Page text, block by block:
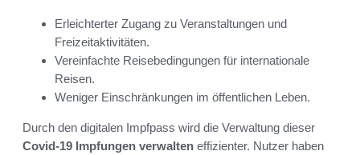
Erleichterter Zugang zu Veranstaltungen und
Freizeitaktivitäten.
Vereinfachte Reisebedingungen für internationale
Reisen.
Weniger Einschränkungen im öffentlichen Leben.
Durch den digitalen Impfpass wird die Verwaltung dieser
Covid-19 Impfungen verwalten effizienter. Nutzer haben